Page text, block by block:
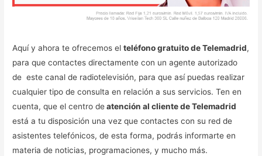
Aquí y ahora te ofrecemos elteléfono gratuito de Telemadrid,
para que contactes directamente con un agente autorizado
de este canal de radiotelevisión, para que así puedas realizar
cualquier tipo de consulta en relación a sus servicios. Ten en
cuenta, que el centro deatención al cliente de Telemadrid
está a tu disposición una vez que contactes con su red de
asistentes telefónicos, de esta forma, podrás informarte en
materia de noticias, programaciones, y mucho más.